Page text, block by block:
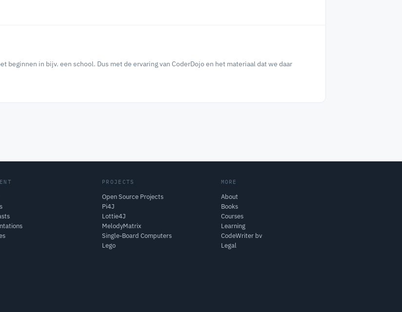
beginnen in bijv. een school. Dus met de ervaring van CoderDojo en het materiaal dat we daar
PROJECTS
Open Source Projects
Pi4J
Lottie4J
MelodyMatrix
Single-Board Computers
Lego
MORE
About
Books
Courses
Learning
CodeWriter bv
Legal